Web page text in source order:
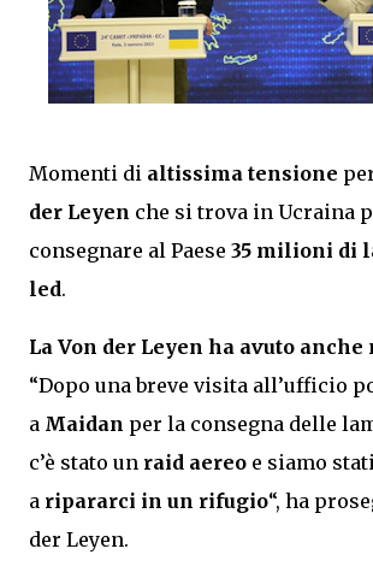
Momenti di altissima tensione
der Leyen che si trova in Ucraina
consegnare al Paese 35 milioni di
led.
La Von der Leyen ha avuto
“Dopo una breve visita all’ufficio
a Maidan per la consegna delle
c’è stato un raid aereo e siamo
a ripararci in un rifugio“, ha
der Leyen.